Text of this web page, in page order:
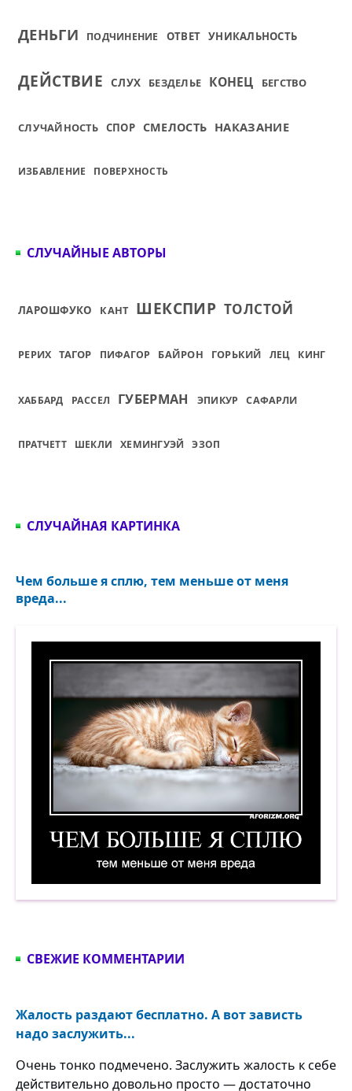
ДЕНЬГИ ПОДЧИНЕНИЕ ОТВЕТ УНИКАЛЬНОСТЬ
ДЕЙСТВИЕ СЛУХ БЕЗДЕЛЬЕ КОНЕЦ БЕГСТВО
СЛУЧАЙНОСТЬ СПОР СМЕЛОСТЬ НАКАЗАНИЕ
ИЗБАВЛЕНИЕ ПОВЕРХНОСТЬ
СЛУЧАЙНЫЕ АВТОРЫ
ЛАРОШФУКО КАНТ ШЕКСПИР ТОЛСТОЙ
РЕРИХ ТАГОР ПИФАГОР БАЙРОН ГОРЬКИЙ ЛЕЦ КИНГ
ХАББАРД РАССЕЛ ГУБЕРМАН ЭПИКУР САФАРЛИ
ПРАТЧЕТТ ШЕКЛИ ХЕМИНГУЭЙ ЭЗОП
СЛУЧАЙНАЯ КАРТИНКА
Чем больше я сплю, тем меньше от меня
вреда...
СВЕЖИЕ КОММЕНТАРИИ
Жалость раздают бесплатно. А вот зависть
надо заслужить...
Очень тонко подмечено. Заслужить жалость к себе
действительно довольно просто — достаточно